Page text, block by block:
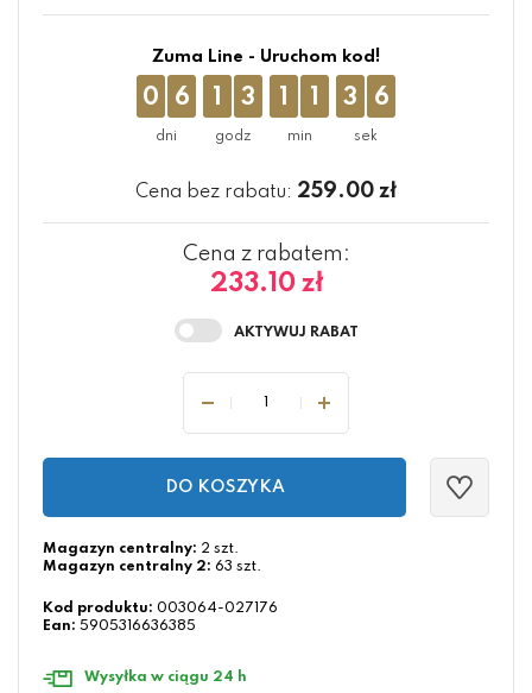
Zuma Line - Uruchom kod!
0 6 1 3 1 1 3 5
Cena bez rabatu: 259.00 zł
Cena z rabatem:
233.10 zł
DO KOSZYKA
Magazyn centralny: 2 szt.
Magazyn centralny 2: 63 szt.
Kod produktu: 003064-027176
Ean: 5905316636385
Wysyłka w ciągu 24 h